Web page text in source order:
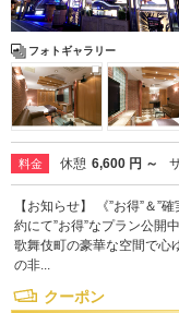
フォトギャラリー
料金 休憩 6,600 円 ～
【お知らせ】 《”お得”＆
約にて”お得”なプラン公開
歌舞伎町の豪華な空間で心
の非...
クーポン